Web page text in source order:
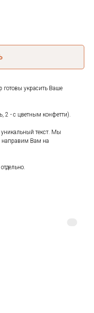
украсить Ваше
2 - с цветным конфетти).
текст. Мы
направим Вам на